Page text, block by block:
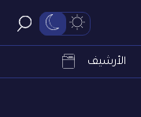
الأرشيف